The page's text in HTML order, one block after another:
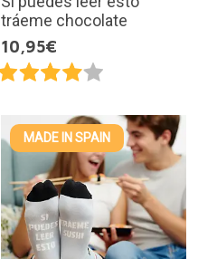
tráeme chocolate
10,95€
MADE IN SPAIN